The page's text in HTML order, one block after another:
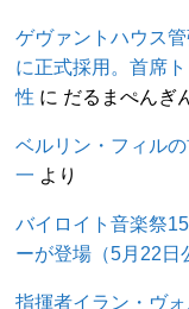
ゲヴァントハウス
に正式採用。首席
性 に だるまぺんぎ
ベルリン・フィル
一 より
バイロイト音楽祭
ーが登場（5月22日
指揮者イラン・ヴ